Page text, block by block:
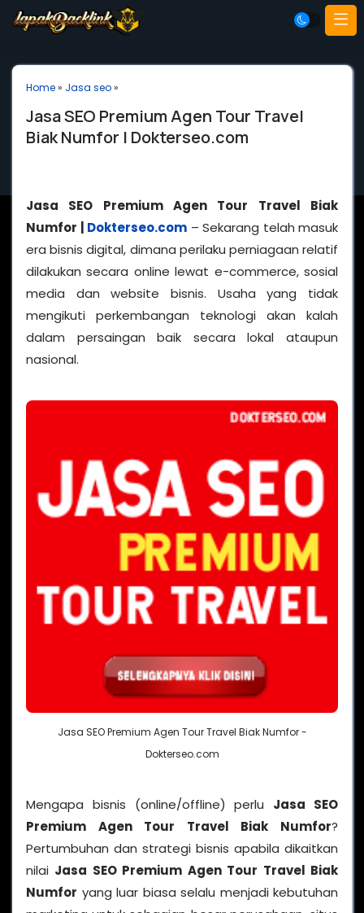
Home» Jasa seo»
Jasa SEO Premium Agen Tour Travel
Biak Numfor | Dokterseo.com
Jasa SEO Premium Agen Tour Travel Biak
Numfor | Dokterseo.com – Sekarang telah masuk
era bisnis digital, dimana perilaku perniagaan relatif
dilakukan secara online lewat e-commerce, sosial
media dan website bisnis. Usaha yang tidak
mengikuti perkembangan teknologi akan kalah
dalam persaingan baik secara lokal ataupun
nasional.
Jasa SEO Premium Agen Tour Travel Biak Numfor -
Dokterseo.com
Mengapa bisnis (online/offline) perlu Jasa SEO
Premium Agen Tour Travel Biak Numfor?
Pertumbuhan dan strategi bisnis apabila dikaitkan
nilai Jasa SEO Premium Agen Tour Travel Biak
Numfor yang luar biasa selalu menjadi kebutuhan